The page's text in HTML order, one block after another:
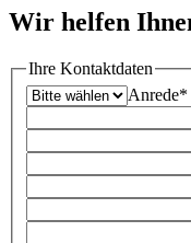
Wir helfen
Ihre Kontaktdaten
Anrede*